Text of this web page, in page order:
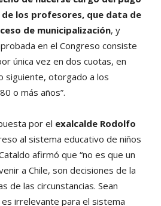
los profesores, que data de
de municipalización, y
en el Congreso consiste
única vez en dos cuotas, en
siguiente, otorgado a los
o más años”.
por el exalcalde Rodolfo
al sistema educativo de niños
afirmó que “no es que un
a Chile, son decisiones de la
de las circunstancias. Sean
irrelevante para el sistema